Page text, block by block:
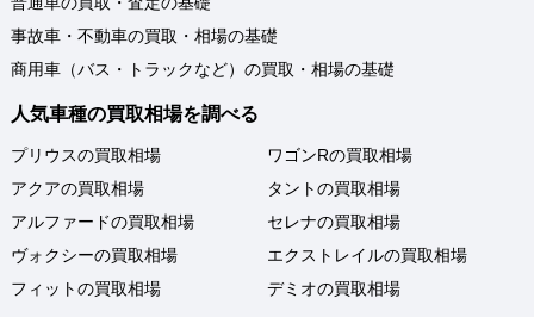
事故車・不動車の買取・相場の基礎
商用車（バス・トラックなど）の買取・相場の基礎
人気車種の買取相場を調べる
プリウスの買取相場
アクアの買取相場
アルファードの買取相場
ヴォクシーの買取相場
フィットの買取相場
ワゴンRの買取相場
タントの買取相場
セレナの買取相場
エクストレイルの買取相場
デミオの買取相場